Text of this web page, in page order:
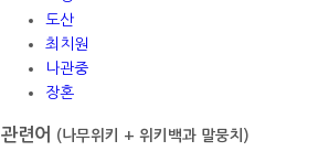
도산
최치원
나관중
장혼
관련어 (나무위키 + 위키백과 말뭉치)